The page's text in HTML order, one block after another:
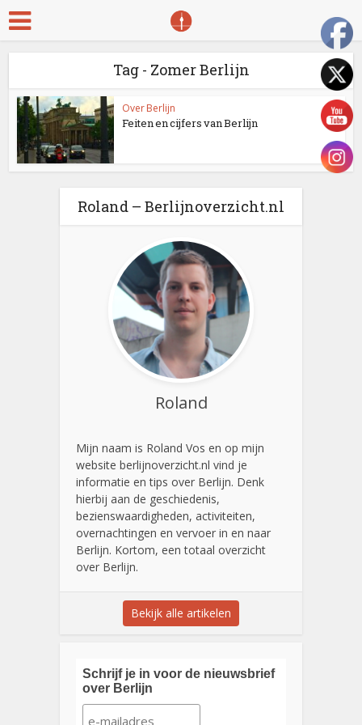
Tag - Zomer Berlijn
Over Berlijn
Feiten en cijfers van Berlijn
Roland – Berlijnoverzicht.nl
Roland
Mijn naam is Roland Vos en op mijn
website berlijnoverzicht.nl vind je
informatie en tips over Berlijn. Denk
hierbij aan de geschiedenis,
bezienswaardigheden, activiteiten,
overnachtingen en vervoer in en naar
Berlijn. Kortom, een totaal overzicht
over Berlijn.
Bekijk alle artikelen
Schrijf je in voor de nieuwsbrief
over Berlijn